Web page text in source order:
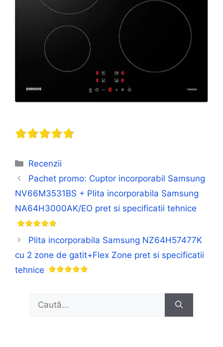
Categorii
Recenzii
Pachet promo: Cuptor incorporabil Samsung
NV66M3531BS + Plita incorporabila Samsung
NA64H3000AK/EO pret si specificatii tehnice
Plita incorporabila Samsung NZ64H57477K
cu 2 zone de gatit+Flex Zone pret si specificatii
tehnice
după: